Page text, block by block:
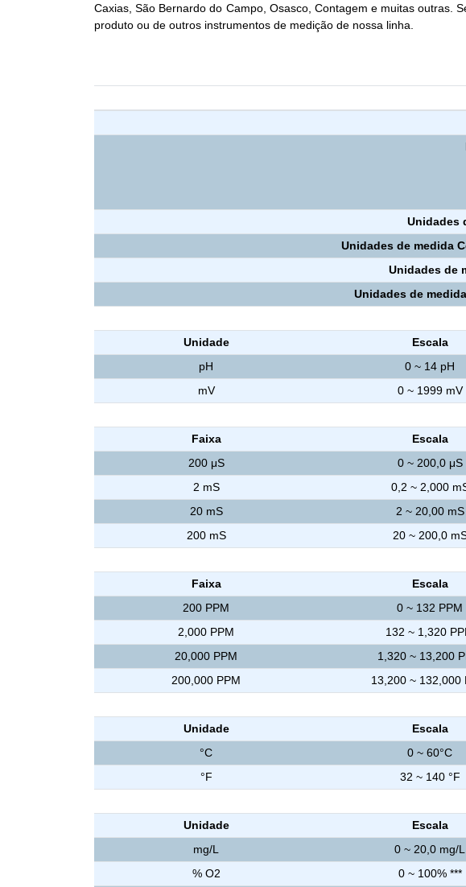
Caxias, São Bernardo do Campo, Osasco, Contagem e muitas outras.
produto ou de outros instrumentos de medição de nossa linha.
Unidades
Unidades de medida
Unidades de
Unidades de
Unidade
Escala
pH
0 ~ 14 pH
mV
0 ~ 1999 mV
Faixa
Escala
200 μS
0 ~ 200,0 μS
2 mS
0,2 ~ 2,000
20 mS
2 ~ 20,00 mS
200 mS
20 ~ 200,0
Faixa
Escala
200 PPM
0 ~ 132 PPM
2,000 PPM
132 ~ 1,320
20,000 PPM
1,320 ~ 13,200
200,000 PPM
13,200 ~ 132,000
Unidade
Escala
°C
0 ~ 60°C
°F
32 ~ 140 °F
Unidade
Escala
mg/L
0 ~ 20,0 mg/L
% O2
0 ~ 100% ***